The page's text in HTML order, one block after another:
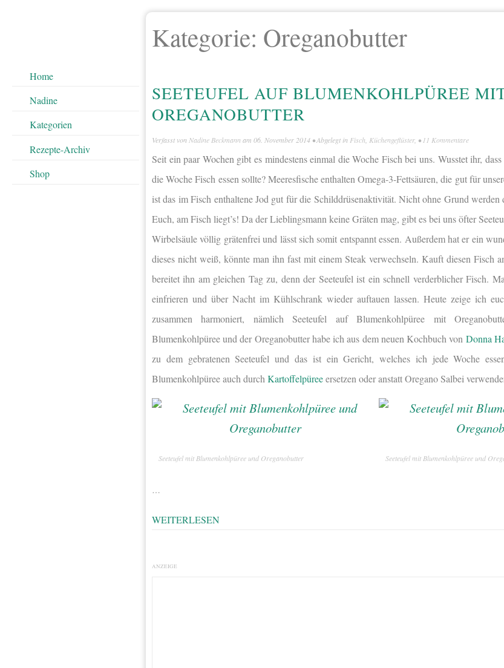
Home
Nadine
Kategorien
Rezepte-Archiv
Shop
Kategorie: Oreganobutter
SEETEUFEL AUF BLUMENKOHLPÜREE
OREGANOBUTTER
Verfasst von Nadine Beckmann am 06. November 2014 • Abgelegt in Fisch, Küchengeflüster, •11 Kommentare
Seit ein paar Wochen gibt es mindestens einmal die Woche Fisch bei uns. Wusstet ihr,
die Woche Fisch essen sollte? Meeresfische enthalten Omega-3-Fettsäuren, die gut für
ist das im Fisch enthaltene Jod gut für die Schilddrüsenaktivität. Nicht ohne Grund werden
Euch, am Fisch liegt’s! Da der Lieblingsmann keine Gräten mag, gibt es bei uns öfter
Wirbelsäule völlig grätenfrei und lässt sich somit entspannt essen. Außerdem hat er ein
dieses nicht weiß, könnte man ihn fast mit einem Steak verwechseln. Kauft diesen Fisch
bereitet ihn am gleichen Tag zu, denn der Seeteufel ist ein schnell verderblicher Fisch.
einfrieren und über Nacht im Kühlschrank wieder auftauen lassen. Heute zeige ich
zusammen harmoniert, nämlich Seeteufel auf Blumenkohlpüree mit
Blumenkohlpüree und der Oreganobutter habe ich aus dem neuen Kochbuch von Donna
zu dem gebratenen Seeteufel und das ist ein Gericht, welches ich jede Woche
Blumenkohlpüree auch durchKartoffelpüreeersetzen oder anstatt Oregano Salbei
Seeteufel mit Blumenkohlpüree und Oreganobutter Seeteufel mit Blumenkohlpüree und
…
WEITERLESEN
ANZEIGE